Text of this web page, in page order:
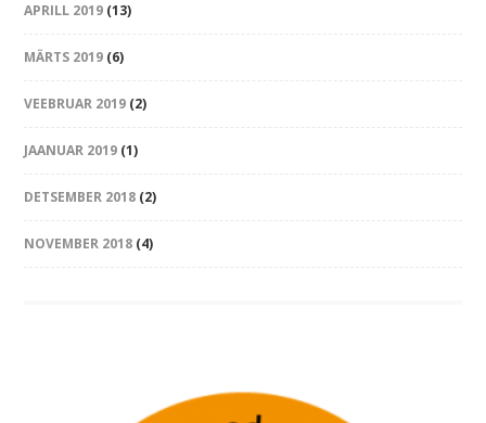
APRILL 2019 (13)
MÄRTS 2019 (6)
VEEBRUAR 2019 (2)
JAANUAR 2019 (1)
DETSEMBER 2018 (2)
NOVEMBER 2018 (4)